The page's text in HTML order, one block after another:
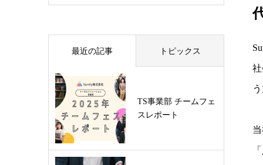
最近の記事 トピックス
TS事業部 チームフェ
スレポート